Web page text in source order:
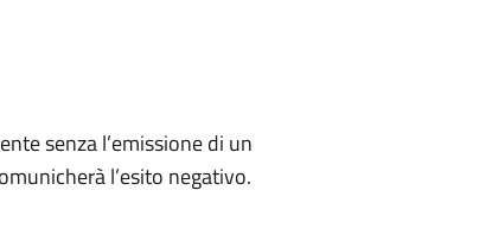
senza l’emissione di un
l’esito negativo.